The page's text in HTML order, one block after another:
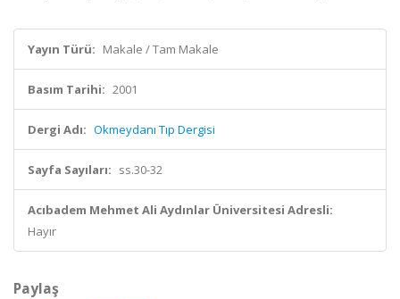
Yayın Türü: Makale / Tam Makale
Basım Tarihi: 2001
Dergi Adı: Okmeydanı Tıp Dergisi
Sayfa Sayıları: ss.30-32
Acıbadem Mehmet Ali Aydınlar Üniversitesi Adresli:
Hayır
Paylaş